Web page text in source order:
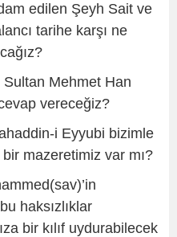
edilen Şeyh Sait ve
tarihe karşı ne
Sultan Mehmet Han
vereceğiz?
i Eyyubi bizimle
mazeretimiz var mı?
haksızlıklar
bir kılıf uydurabilecek